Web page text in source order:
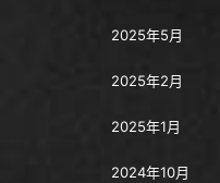
2025年5月
2025年2月
2025年1月
2024年10月